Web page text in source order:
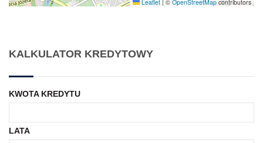
Leaflet © OpenStreetMap contributors
KALKULATOR KREDYTOWY
KWOTA KREDYTU
LATA